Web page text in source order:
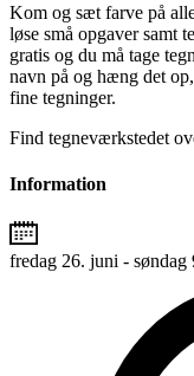
Kom og sæt farve på
løse små opgaver samt
gratis og du må tage
navn på og hæng det
fine tegninger.
Find tegneværkstedet
Information
fredag 26. juni - søndag